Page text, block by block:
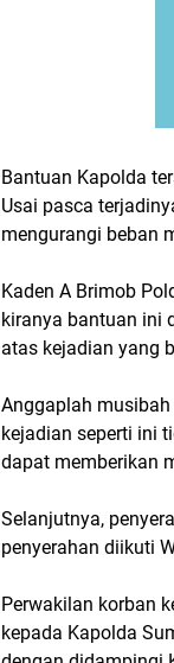
Bantuan Kapolda
Usai pasca
mengurangi beban
Kaden A Brimob
kiranya bantuan ini
atas kejadian yang
Anggaplah
kejadian seperti ini
dapat memberikan
Selanjutnya,
penyerahan diikuti
Perwakilan korban
kepada Kapolda